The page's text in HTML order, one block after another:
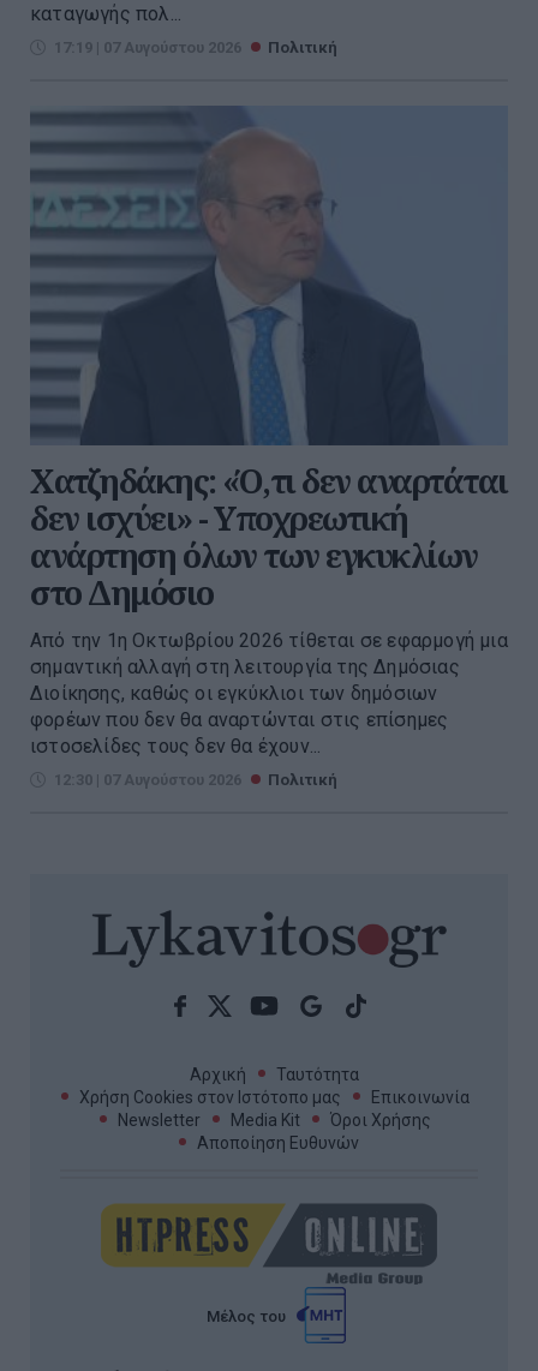
καταγωγής πολ...
17:19 | 07 Αυγούστου 2026 Πολιτική
Χατζηδάκης: «Ό,τι δεν αναρτάται
δεν ισχύει» - Υποχρεωτική
ανάρτηση όλων των εγκυκλίων
στο Δημόσιο
Από την 1η Οκτωβρίου 2026 τίθεται σε εφαρμογή μια
σημαντική αλλαγή στη λειτουργία της Δημόσιας
Διοίκησης, καθώς οι εγκύκλιοι των δημόσιων
φορέων που δεν θα αναρτώνται στις επίσημες
ιστοσελίδες τους δεν θα έχουν...
12:30 | 07 Αυγούστου 2026 Πολιτική
Αρχική
Ταυτότητα
Χρήση Cookies στον Ιστότοπο μας
Επικοινωνία
Newsletter
Media Kit
Όροι Χρήσης
Αποποίηση Ευθυνών
Μέλος του